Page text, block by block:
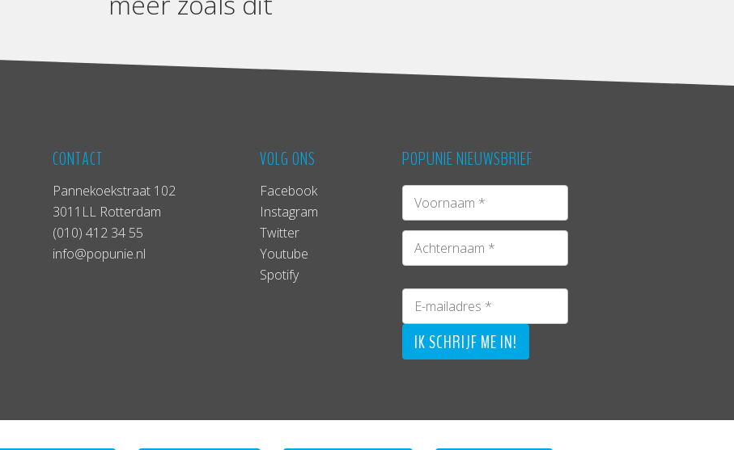
CONTACT
Pannekoekstraat 102
3011LL Rotterdam
(010) 412 34 55
info@popunie.nl
VOLG ONS
Facebook
Instagram
Twitter
Youtube
Spotify
POPUNIE NIEUWSBRIEF